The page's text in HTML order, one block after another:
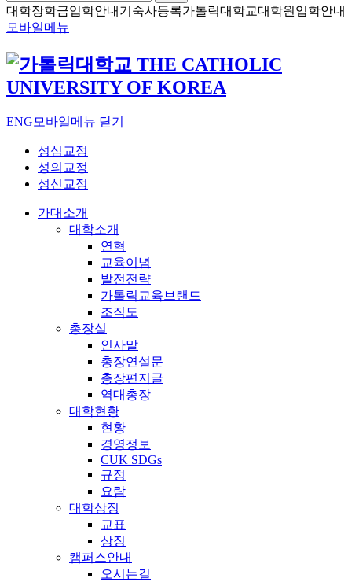
대학장학금입학안내 기숙사등록가톨릭대학교대학원입학안내
모바일메뉴
ENG 모바일메뉴 닫기
성심교정
성의교정
성신교정
가대소개
대학소개
연혁
교육이념
발전전략
가톨릭교육브랜드
조직도
총장실
인사말
총장연설문
총장편지글
역대총장
대학현황
현황
경영정보
CUK SDGs
규정
요람
대학상징
교표
상징
캠퍼스안내
오시는길